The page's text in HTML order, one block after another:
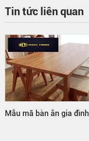
Tin tức liên quan
Mẫu mã bàn ăn gia đình